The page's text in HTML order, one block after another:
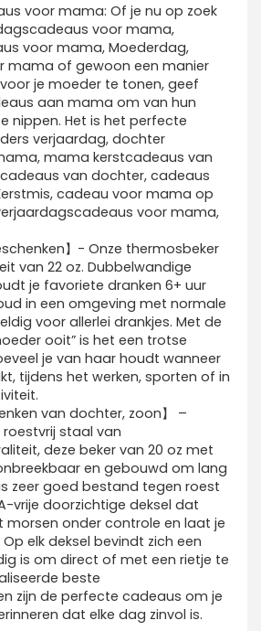
voor mama: Of je nu op zoek
voor mama,
voor mama, Moederdag,
mama of gewoon een manier
je moeder te tonen, geef
aan mama om van hun
nippen. Het is het perfecte
verjaardag, dochter
mama kerstcadeaus van
van dochter, cadeaus
cadeau voor mama op
voor mama,
】- Onze thermosbeker
van 22 oz. Dubbelwandige
je favoriete dranken 6+ uur
in een omgeving met normale
voor allerlei drankjes. Met de
ooit” is het een trotse
je van haar houdt wanneer
tijdens het werken, sporten of in
van dochter, zoon】 –
staal van
deze beker van 20 oz met
en gebouwd om lang
zeer goed bestand tegen roest
vrije doorzichtige deksel dat
onder controle en laat je
elk deksel bevindt zich een
is om direct of met een rietje te
beste
zijn de perfecte cadeaus om je
dat elke dag zinvol is.